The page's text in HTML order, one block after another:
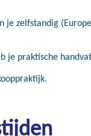
je zelfstandig
je praktische